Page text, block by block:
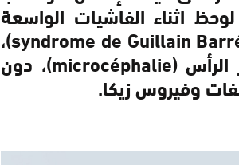
اثناء الفاشيات الواسعة
النطاق، احتمال وجود مضاعفات عصبية (syndrome de Guillain Barré)،
وزيادة في عدد الاطفال المصابين بصغر الرأس (microcéphalie)، دون
وفيروس زيكا.